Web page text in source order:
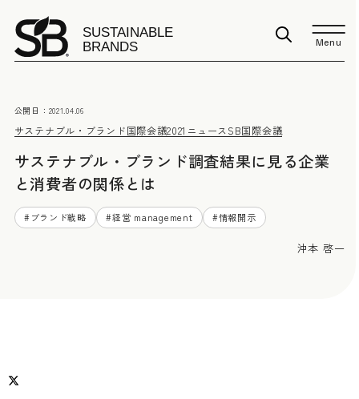
Menu
サステナブル・ブランド国際会議2021 ニュースSB国際会議
公開日： 2021.04.06
サステナブル・ブランド調査結果に見る企業
と消費者の関係とは
#ブランド戦略 #経営 management #情報開示
沖本 啓一